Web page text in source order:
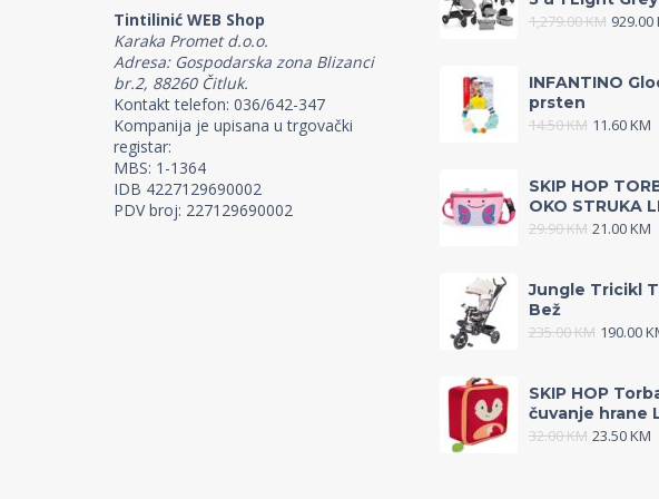
Tintilinić WEB Shop
Karaka Promet d.o.o.
Adresa: Gospodarska zona Blizanci
br.2, 88260 Čitluk.
Kontakt telefon: 036/642-347
Kompanija je upisana u trgovački
registar:
MBS: 1-1364
IDB 4227129690002
PDV broj: 227129690002
1,279.00KM 929.00
INFANTINO
prsten
14.50KM 11.60KM
SKIP HOP
OKO STRUKA
29.90KM 21.00KM
Jungle Tricikl
Bež
235.00KM 190.00
SKIP HOP
čuvanje hrane
32.00KM 23.50KM